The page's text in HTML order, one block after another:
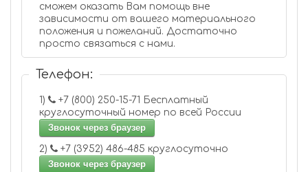
сможем оказать Вам помощь вне
зависимости от вашего материального
положения и пожеланий. Достаточно
просто связаться с нами.
Телефон:
1)
круглосуточный номер по всей России
Звонок через браузер
2)
+7 (3952) 486-485 круглосуточно
Звонок через браузер